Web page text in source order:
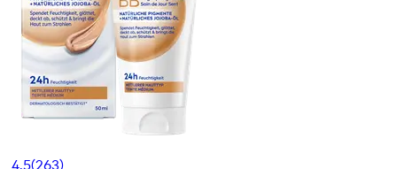
4,5(263)